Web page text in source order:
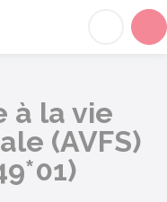
à la vie
(AVFS)